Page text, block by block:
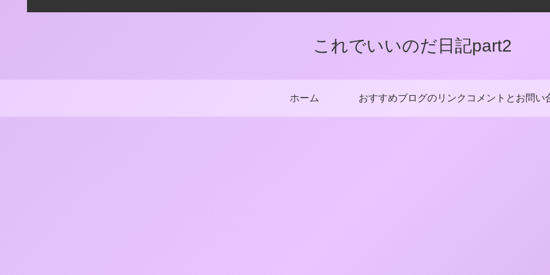
これでいいのだ日記part2
ホーム おすすめブログのリンク コメントとお問い